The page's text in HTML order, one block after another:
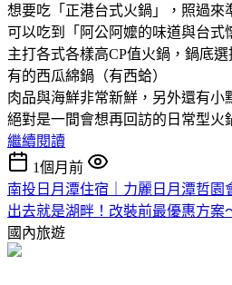
想要吃「正港台式火鍋」，照過來
可以吃到「阿公阿嬤的味道與台式
主打各式各樣高CP值火鍋，鍋底
有的西瓜綿鍋（有西蛤）
肉品與海鮮非常新鮮，另外還有小
絕對是一間會想再回訪的日常型火
繼續閱讀
1個月前
南投日月潭住宿｜力麗日月潭哲園
出去就是湖畔！改裝前最優惠方案
國內旅遊